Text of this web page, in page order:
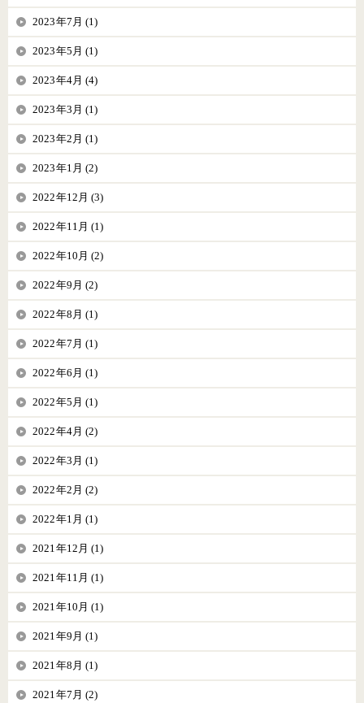
2023年7月 (1)
2023年5月 (1)
2023年4月 (4)
2023年3月 (1)
2023年2月 (1)
2023年1月 (2)
2022年12月 (3)
2022年11月 (1)
2022年10月 (2)
2022年9月 (2)
2022年8月 (1)
2022年7月 (1)
2022年6月 (1)
2022年5月 (1)
2022年4月 (2)
2022年3月 (1)
2022年2月 (2)
2022年1月 (1)
2021年12月 (1)
2021年11月 (1)
2021年10月 (1)
2021年9月 (1)
2021年8月 (1)
2021年7月 (2)